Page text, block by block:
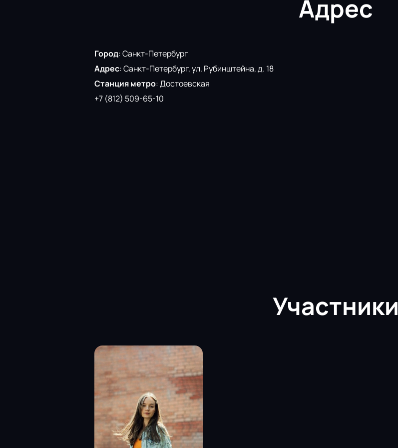
Адрес
Город:Санкт-Петербург
Адрес:Санкт-Петербург, ул. Рубинштейна, д. 18
Станция метро:Достоевская
+7 (812) 509-65-10
Участники